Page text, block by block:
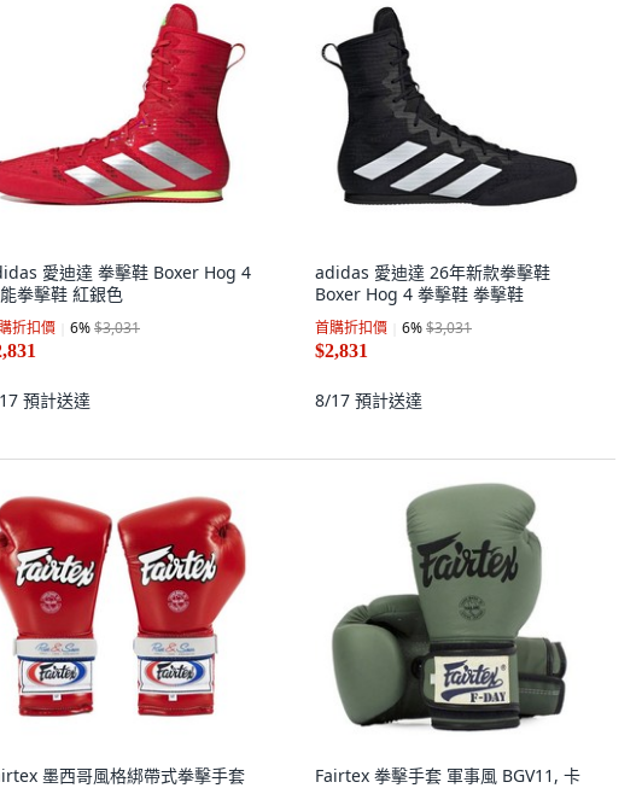
愛迪達 拳擊鞋 Boxer Hog 4
拳擊鞋 紅銀色
折扣價 6%$3,031
預計送達
adidas 愛迪達 26年新款拳擊鞋
Boxer Hog 4 拳擊鞋 拳擊鞋
首購折扣價 6%$3,031
$2,831
8/17 預計送達
墨西哥風格綁帶式拳擊手套
Fairtex 拳擊手套 軍事風 BGV11, 卡